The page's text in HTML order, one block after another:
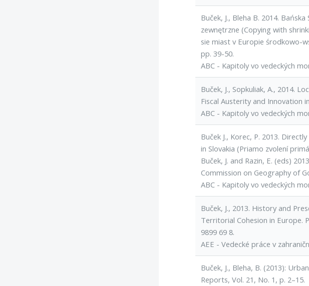
Buček, J., Bleha B. 2014.
zewnętrzne (Copying with
sie miast v Europie środkowo-
pp. 39-50.
ABC - Kapitoly vo vedeckých
Buček, J., Sopkuliak, A., 2014.
Fiscal Austerity and Innovation
ABC - Kapitoly vo vedeckých
Buček J., Korec, P. 2013.
in Slovakia (Priamo zvolení
Buček, J. and Razin, E. (eds)
Commission on Geography of
ABC - Kapitoly vo vedeckých
Buček, J., 2013. History and
Territorial Cohesion in Europe.
9899 69 8.
AEE - Vedecké práce v
Buček, J., Bleha, B. (2013):
Reports, Vol. 21, No. 1, p. 2–15.